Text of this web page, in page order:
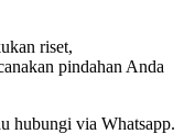
riset,
pindahan Anda
hubungi via Whatsapp.